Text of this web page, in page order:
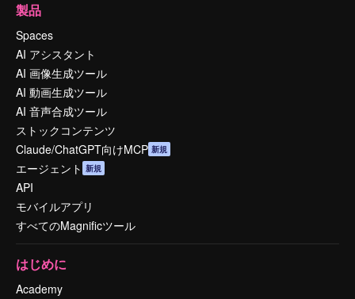
製品
Spaces
AI アシスタント
AI 画像生成ツール
AI 動画生成ツール
AI 音声合成ツール
ストックコンテンツ
Claude/ChatGPT向けMCP 新規
エージェント 新規
API
モバイルアプリ
すべてのMagnificツール
はじめに
Academy